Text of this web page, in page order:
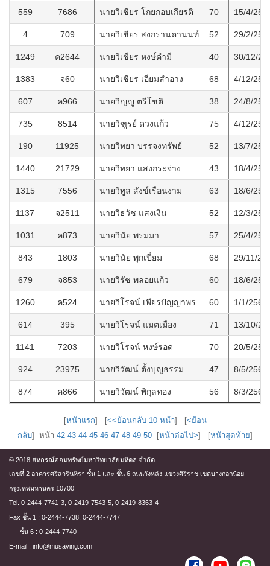
559 7686 นายวิเชียร โกยกอบเกียรติ 70 15/4/
4 709 นายวิเชียร สงกรานตานนท์ 52 29/2/
1249 ค2644 นายวิเชียร หงษ์คำมี 40 30/12/
1383 จ60 นายวิเชียร เอี่ยมสำอาง 68 4/12/
607 ค966 นายวิญญู ตรีโชติ 38 24/8/
735 8514 นายวิฑูรย์ ดวงแก้ว 75 4/12/
190 11925 นายวิทยา บรรจงทรัพย์ 52 13/7/
1440 21729 นายวิทยา แสงกระจ่าง 43 18/4/
1315 7556 นายวิทูล สังข์เรือนงาม 63 18/6/
1137 จ2511 นายวิธวัช แสงเงิน 52 12/3/
1031 ค873 นายวินัย พรมมา 57 25/4/
843 1803 นายวินัย พุกเปี่ยม 68 29/11/
679 จ853 นายวิรัช พลอยแก้ว 60 18/6/
1260 ค524 นายวิโรจน์ เพียรปัญญาพร 60 1/1/2568
614 395 นายวิโรจน์ แมตเมือง 71 13/10/
1141 7203 นายวิโรจน์ หงษ์รอด 70 20/5/
924 23975 นายวิวัฒน์ ตั้งบุญธรรม 47 8/5/2565
874 ค866 นายวิวัฒน์ พิกุลทอง 56 8/3/2565
[หน้าแรก] [<<ย้อนกลับ 10 หน้า] [<ย้อน
กลับ] หน้า 42 43 44 45 46 47 48 49 50 [หน้าต่อไป>] [หน้าสุดท้าย]
© 2018 สหกรณ์ออมทรัพย์มหาวิทยาลัยมหิดล จำกัด
เลขที่ 2 อาคารศรีสวรินทิรา ชั้น 1 และ ชั้น 6 ถนนวังหลัง แขวงศิริราช เขตบางกอกน้อย
กรุงเทพมหานคร 10700
Tel. 0-2444-7741-3, 0-2419-7543-5, 0-2419-8363-4
Fax ชั้น 1 : 0-2444-7738, 0-2444-7747
ชั้น 6 : 0-2444-7740
E-mail : info@musaving.com